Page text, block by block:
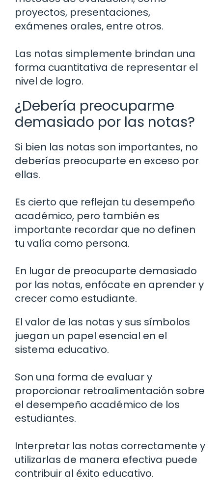
proyectos, presentaciones,
exámenes orales, entre otros.
Las notas simplemente brindan una
forma cuantitativa de representar el
nivel de logro.
¿Debería preocuparme
demasiado por las notas?
Si bien las notas son importantes, no
deberías preocuparte en exceso por
ellas.
Es cierto que reflejan tu desempeño
académico, pero también es
importante recordar que no definen
tu valía como persona.
En lugar de preocuparte demasiado
por las notas, enfócate en aprender y
crecer como estudiante.
El valor de las notas y sus símbolos
juegan un papel esencial en el
sistema educativo.
Son una forma de evaluar y
proporcionar retroalimentación sobre
el desempeño académico de los
estudiantes.
Interpretar las notas correctamente y
utilizarlas de manera efectiva puede
contribuir al éxito educativo.